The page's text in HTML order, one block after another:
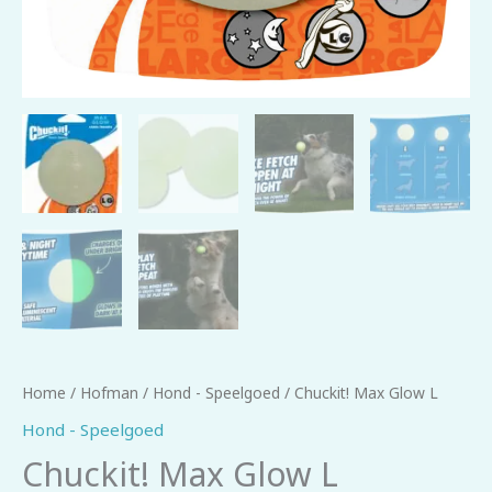
Home / Hofman / Hond - Speelgoed / Chuckit! Max Glow L
Hond - Speelgoed
Chuckit! Max Glow L